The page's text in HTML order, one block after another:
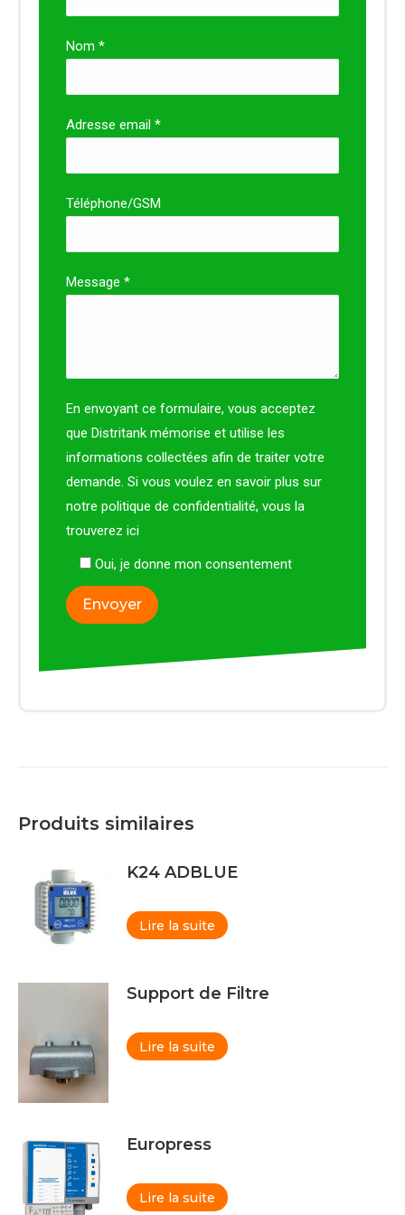
Nom *
Adresse email *
Téléphone/GSM
Message *
En envoyant ce formulaire, vous acceptez
que Distritank mémorise et utilise les
informations collectées afin de traiter votre
demande. Si vous voulez en savoir plus sur
notre politique de confidentialité, vous la
trouverez ici
Oui, je donne mon consentement
Produits similaires
K24 ADBLUE
Lire la suite
Support de Filtre
Lire la suite
Europress
Lire la suite